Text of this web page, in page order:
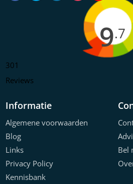
9.7
301
Reviews
Informatie
Algemene voorwaarden
Blog
Links
Privacy Policy
Kennisbank
Bel